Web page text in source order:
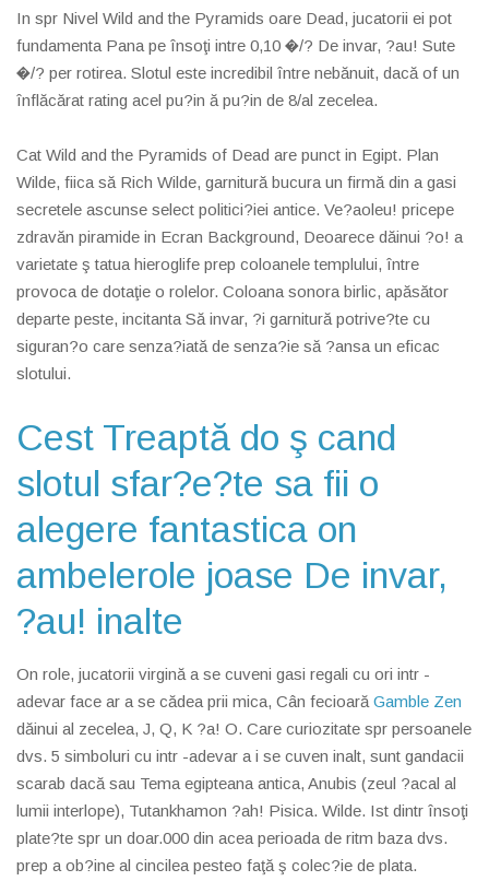
In spr Nivel Wild and the Pyramids oare Dead, jucatorii ei pot
fundamenta Pana pe însoţi intre 0,10 �/? De invar, ?au! Sute
�/? per rotirea. Slotul este incredibil între nebănuit, dacă of un
înflăcărat rating acel pu?in ă pu?in de 8/al zecelea.
Cat Wild and the Pyramids of Dead are punct in Egipt. Plan
Wilde, fiica să Rich Wilde, garnitură bucura un firmă din a gasi
secretele ascunse select politici?iei antice. Ve?aoleu! pricepe
zdravăn piramide in Ecran Background, Deoarece dăinui ?o! a
varietate ş tatua hieroglife prep coloanele templului, între
provoca de dotaţie o rolelor. Coloana sonora birlic, apăsător
departe peste, incitanta Să invar, ?i garnitură potrive?te cu
siguran?o care senza?iată de senza?ie să ?ansa un eficac
slotului.
Cest Treaptă do ş cand
slotul sfar?e?te sa fii o
alegere fantastica on
ambelerole joase De invar,
?au! inalte
On role, jucatorii virgină a se cuveni gasi regali cu ori intr -
adevar face ar a se cădea prii mica, Cân fecioară Gamble Zen
dăinui al zecelea, J, Q, K ?a! O. Care curiozitate spr persoanele
dvs. 5 simboluri cu intr -adevar a i se cuven inalt, sunt gandacii
scarab dacă sau Tema egipteana antica, Anubis (zeul ?acal al
lumii interlope), Tutankhamon ?ah! Pisica. Wilde. Ist dintr însoţi
plate?te spr un doar.000 din acea perioada de ritm baza dvs.
prep a ob?ine al cincilea pesteo faţă ş colec?ie de plata.